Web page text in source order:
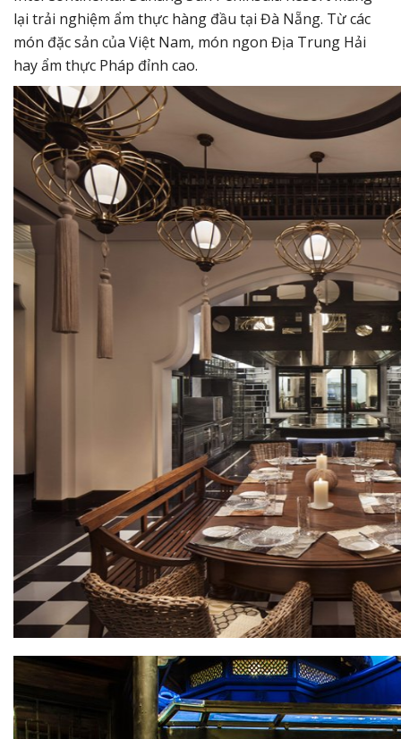
lại trải nghiệm ẩm thực hàng đầu tại Đà Nẵng. Từ các
món đặc sản của Việt Nam, món ngon Địa Trung Hải
hay ẩm thực Pháp đỉnh cao.